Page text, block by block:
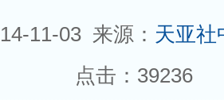
11-03 来源： 天亚社
点击： 39236